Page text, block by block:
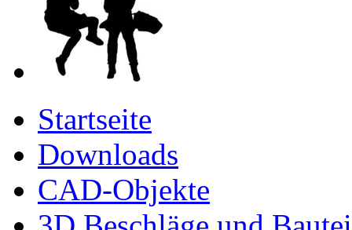
Startseite
Downloads
CAD-Objekte